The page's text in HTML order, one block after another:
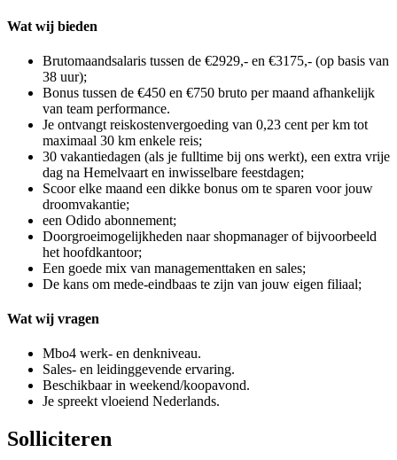
Wat wij bieden
Brutomaandsalaris tussen de €2929,- en €3175,- (op basis van
38 uur);
Bonus tussen de €450 en €750 bruto per maand afhankelijk
van team performance.
Je ontvangt reiskostenvergoeding van 0,23 cent per km tot
maximaal 30 km enkele reis;
30 vakantiedagen (als je fulltime bij ons werkt), een extra vrije
dag na Hemelvaart en inwisselbare feestdagen;
Scoor elke maand een dikke bonus om te sparen voor jouw
droomvakantie;
een Odido abonnement;
Doorgroeimogelijkheden naar shopmanager of bijvoorbeeld
het hoofdkantoor;
Een goede mix van managementtaken en sales;
De kans om mede-eindbaas te zijn van jouw eigen filiaal;
Wat wij vragen
Mbo4 werk- en denkniveau.
Sales- en leidinggevende ervaring.
Beschikbaar in weekend/koopavond.
Je spreekt vloeiend Nederlands.
Solliciteren